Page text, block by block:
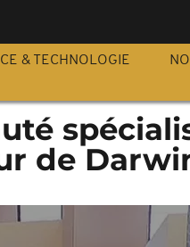
& TECHNOLOGIE
de